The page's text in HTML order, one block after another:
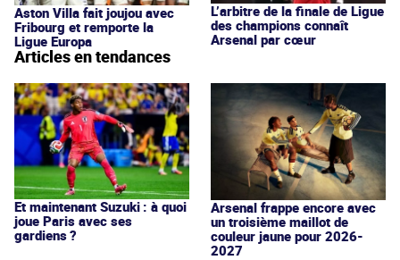
Aston Villa fait joujou avec
Fribourg et remporte la
Ligue Europa
L’arbitre de la finale de Ligue
des champions connaît
Arsenal par cœur
Articles en tendances
Et maintenant Suzuki : à quoi
joue Paris avec ses
gardiens ?
Arsenal frappe encore avec
un troisième maillot de
couleur jaune pour 2026-
2027